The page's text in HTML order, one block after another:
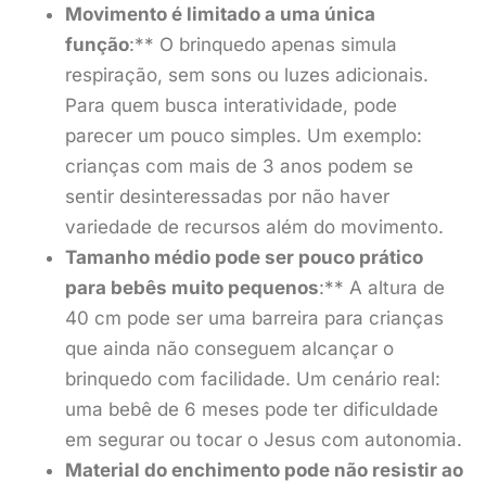
Movimento é limitado a uma única
função:** O brinquedo apenas simula
respiração, sem sons ou luzes adicionais.
Para quem busca interatividade, pode
parecer um pouco simples. Um exemplo:
crianças com mais de 3 anos podem se
sentir desinteressadas por não haver
variedade de recursos além do movimento.
Tamanho médio pode ser pouco prático
para bebês muito pequenos:** A altura de
40 cm pode ser uma barreira para crianças
que ainda não conseguem alcançar o
brinquedo com facilidade. Um cenário real:
uma bebê de 6 meses pode ter dificuldade
em segurar ou tocar o Jesus com autonomia.
Material do enchimento pode não resistir ao